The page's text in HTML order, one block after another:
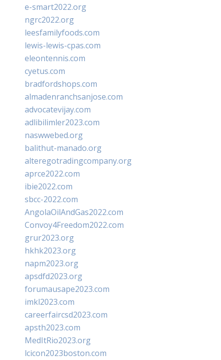
e-smart2022.org
ngrc2022.org
leesfamilyfoods.com
lewis-lewis-cpas.com
eleontennis.com
cyetus.com
bradfordshops.com
almadenranchsanjose.com
advocatevijay.com
adlibilimler2023.com
naswwebed.org
balithut-manado.org
alteregotradingcompany.org
aprce2022.com
ibie2022.com
sbcc-2022.com
AngolaOilAndGas2022.com
Convoy4Freedom2022.com
grur2023.org
hkhk2023.org
napm2023.org
apsdfd2023.org
forumausape2023.com
imkl2023.com
careerfaircsd2023.com
apsth2023.com
MedItRio2023.org
lcicon2023boston.com